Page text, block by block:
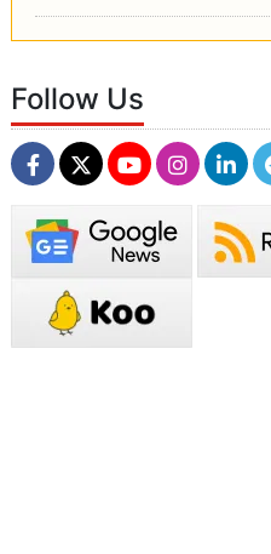
के गंभीर आरोप
Follow Us